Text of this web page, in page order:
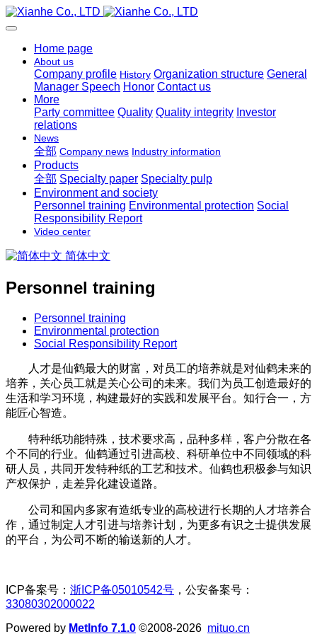
Home page
About us
Company profile History Organization structure General
Manager Speech Honor Contact us
More
Party committee Quality Quality integrity Investor
relations
News
全部 Company news Industry information
Products
全部 Specialty paper Specialty pulp
Environment and society
Personnel training Environmental protection Social
Responsibility Report
Video center
简体中文
Personnel training
Personnel training
Environmental protection
Social Responsibility Report
人才是仙鹤最大的财富，对员工的培养就是对仙鹤未来的
培养，关心员工就是关心公司的未来。我们为员工创造最好的
生活和学习环境，构建最好的实践和发展平台。知行合一，方
能匠心智造。
特种纸功能特殊，技术要求高，品种多样，客户分散在各
个不同的行业。仙鹤通过引进高校、科研单位中不同领域的科
研人员，共同开发特种纸的工艺和技术。仙鹤也积极参与知识
产权保护，走差异化建设道路。
公司和国内多家有造纸专业的高校进行长期的人才培养合
作，通过制定人才引进与培养计划，为更多有识之士提供发展
的平台，为公司不断的输送新的人才。
ICP备案号： 浙ICP备05010542号 ，公安备案号：
33080302000022
Powered by MetInfo 7.1.0 ©2008-2026 mituo.cn